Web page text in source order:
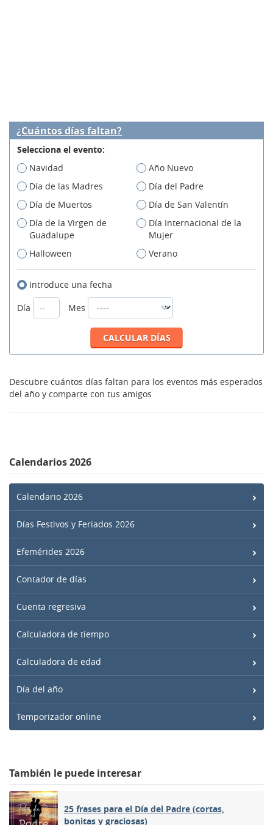
¿Cuántos días faltan?
Selecciona el evento:
Navidad
Año Nuevo
Día de las Madres
Día del Padre
Día de Muertos
Día de San Valentín
Día de la Virgen de
Guadalupe
Día Internacional de la
Mujer
Halloween
Verano
Introduce una fecha
Día
Mes
Descubre cuántos días faltan para los eventos más esperados
del año y comparte con tus amigos
Calendarios 2026
Calendario 2026
Días Festivos y Feriados 2026
Efemérides 2026
Contador de días
Cuenta regresiva
Calculadora de tiempo
Calculadora de edad
Día del año
Temporizador online
También le puede interesar
25 frases para el Día del Padre (cortas,
bonitas y graciosas)